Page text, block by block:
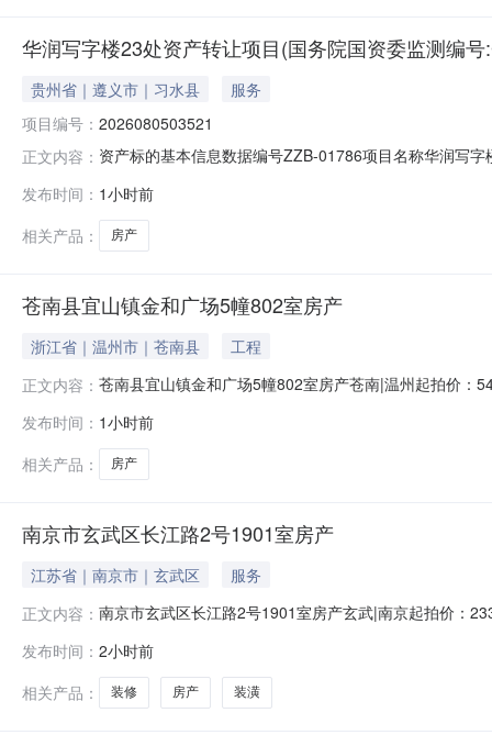
华润写字楼23处资产转让项目(国务院国资委监测编
贵州省｜遵义市｜习水县
服务
项目编号： 2026080503521
正文内容： 资产标的基本信息数据编号ZZB-01786项目名称华润写
上报名否一、简况基本情况名称：注册地（地址）：法
发布时间： 1小时前
相关产品：
房产
苍南县宜山镇金和广场5幢802室房产
浙江省｜温州市｜苍南县
工程
正文内容： 苍南县宜山镇金和广场5幢802室房产苍南|温州起拍价：
限制情况及瑕疵情况1.被法院查封；2.有抵押；3.交易双
不包括家具
发布时间： 1小时前
相关产品：
房产
南京市玄武区长江路2号1901室房产
江苏省｜南京市｜玄武区
服务
正文内容： 南京市玄武区长江路2号1901室房产玄武|南京起拍价：
无；5、腾空情况：未腾空；6、配套情况：水、电设施
1、《法院裁定
发布时间： 2小时前
相关产品：
装修 房产 装潢